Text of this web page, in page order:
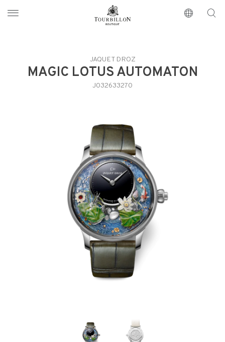
https://www.tourbillon.com/zh-hant
JAQUET DROZ
MAGIC LOTUS AUTOMATON
J032633270